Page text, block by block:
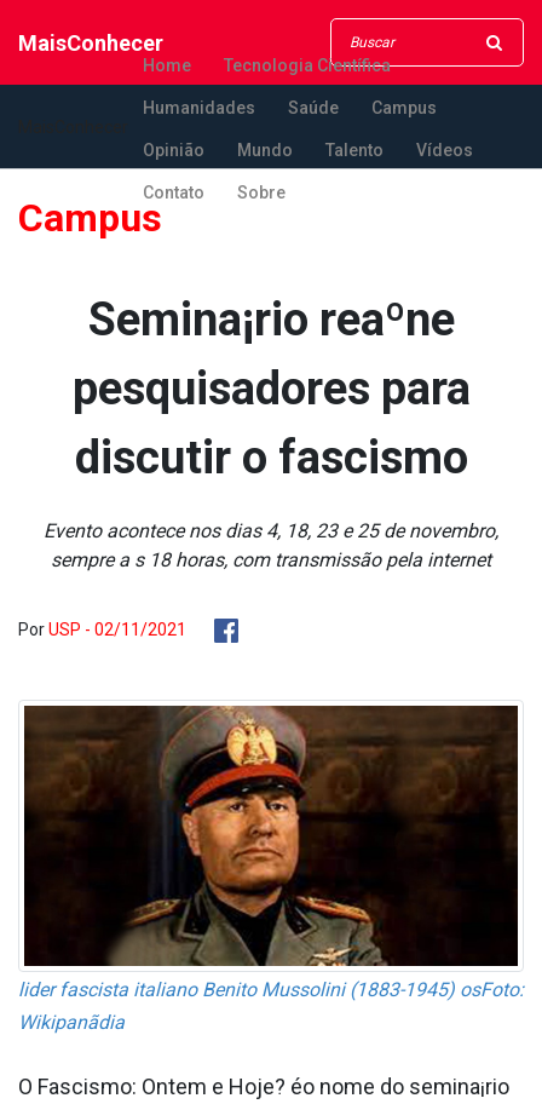
MaisConhecer
Home Tecnologia Científica
Humanidades Saúde Campus
Opinião Mundo Talento Vídeos
Contato Sobre
Campus
Semina¡rio reaºne
pesquisadores para
discutir o fascismo
Evento acontece nos dias 4, 18, 23 e 25 de novembro,
sempre a s 18 horas, com transmissão pela internet
PorUSP - 02/11/2021
lider fascista italiano Benito Mussolini (1883-1945) osFoto:
Wikipanãdia
O Fascismo: Ontem e Hoje? éo nome do semina¡rio